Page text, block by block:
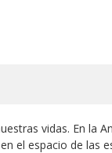
vidas. En la
el espacio de las